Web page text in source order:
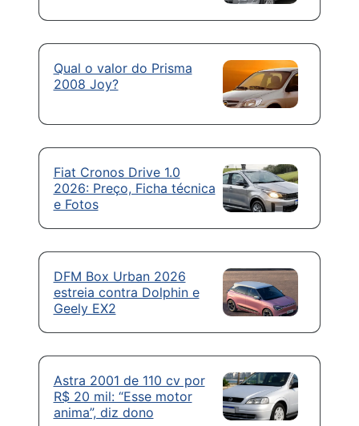
Qual o valor do Prisma
2008 Joy?
Fiat Cronos Drive 1.0
2026: Preço, Ficha técnica
e Fotos
DFM Box Urban 2026
estreia contra Dolphin e
Geely EX2
Astra 2001 de 110 cv por
R$ 20 mil: “Esse motor
anima”, diz dono